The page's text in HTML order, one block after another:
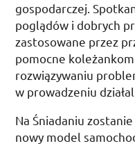
gospodarczej.
poglądów i dobrych
zastosowane przez
pomocne
rozwiązywaniu
w prowadzeniu
Na Śniadaniu
nowy model